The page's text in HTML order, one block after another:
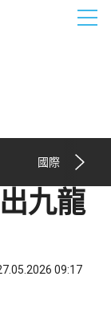
國際
九龍
09:17